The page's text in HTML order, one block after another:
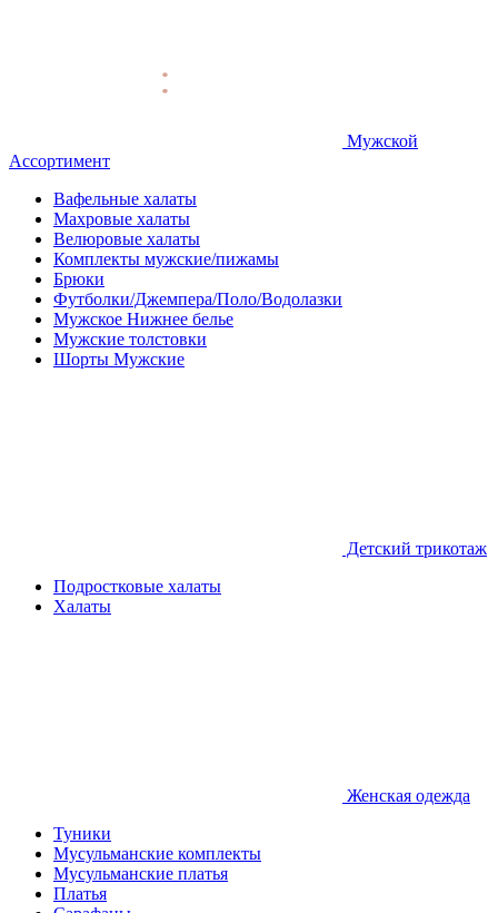
Мужской
Ассортимент
Вафельные халаты
Махровые халаты
Велюровые халаты
Комплекты мужские/пижамы
Брюки
Футболки/Джемпера/Поло/Водолазки
Мужское Нижнее белье
Мужские толстовки
Шорты Мужские
Детcкий трикотаж
Подростковые халаты
Халаты
Женская одежда
Туники
Мусульманские комплекты
Мусульманские платья
Платья